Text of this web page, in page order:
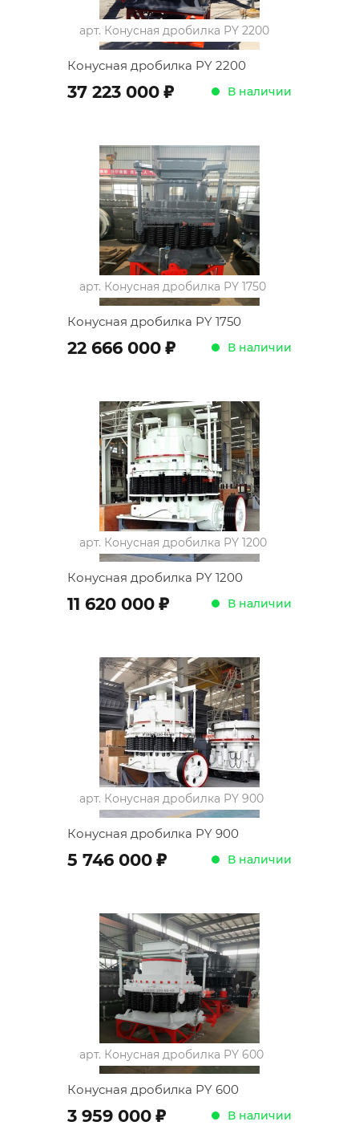
арт. Конусная дробилка PY 2200
Конусная дробилка PY 2200
37 223 000 ; В наличии
арт. Конусная дробилка PY 1750
Конусная дробилка PY 1750
22 666 000 ; В наличии
арт. Конусная дробилка PY 1200
Конусная дробилка PY 1200
11 620 000 ; В наличии
арт. Конусная дробилка PY 900
Конусная дробилка PY 900
5 746 000 ; В наличии
арт. Конусная дробилка PY 600
Конусная дробилка PY 600
3 959 000 ; В наличии